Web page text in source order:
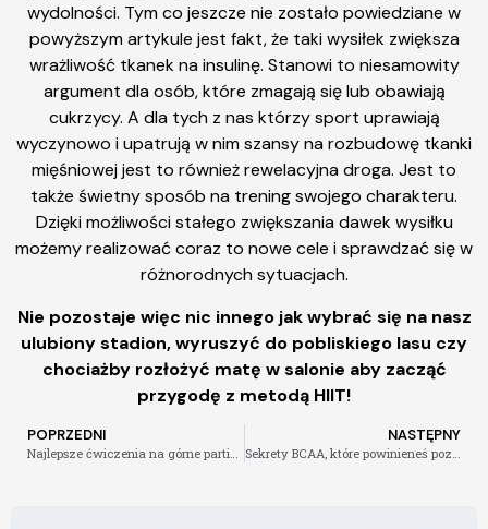
wydolności. Tym co jeszcze nie zostało powiedziane w
powyższym artykule jest fakt, że taki wysiłek zwiększa
wrażliwość tkanek na insulinę. Stanowi to niesamowity
argument dla osób, które zmagają się lub obawiają
cukrzycy. A dla tych z nas którzy sport uprawiają
wyczynowo i upatrują w nim szansy na rozbudowę tkanki
mięśniowej jest to również rewelacyjna droga. Jest to
także świetny sposób na trening swojego charakteru.
Dzięki możliwości stałego zwiększania dawek wysiłku
możemy realizować coraz to nowe cele i sprawdzać się w
różnorodnych sytuacjach.
Nie pozostaje więc nic innego jak wybrać się na nasz
ulubiony stadion, wyruszyć do pobliskiego lasu czy
chociażby rozłożyć matę w salonie aby zacząć
przygodę z metodą HIIT!
POPRZEDNI NASTĘPNY